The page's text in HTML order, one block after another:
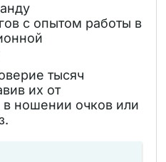
с опытом работы в
тысяч
их от
ношении очков или